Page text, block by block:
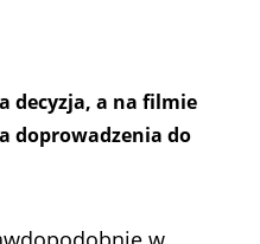
decyzja, a na filmie
doprowadzenia do